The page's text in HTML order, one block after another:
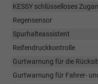
KESSY schlüsselloses
Regensensor
Spurhalteassistent
Reifendruckkontrolle
Gurtwarnung für die
Gurtwarnung für Fahrer-